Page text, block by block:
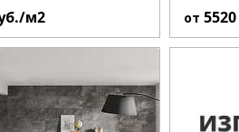
м2 от5520